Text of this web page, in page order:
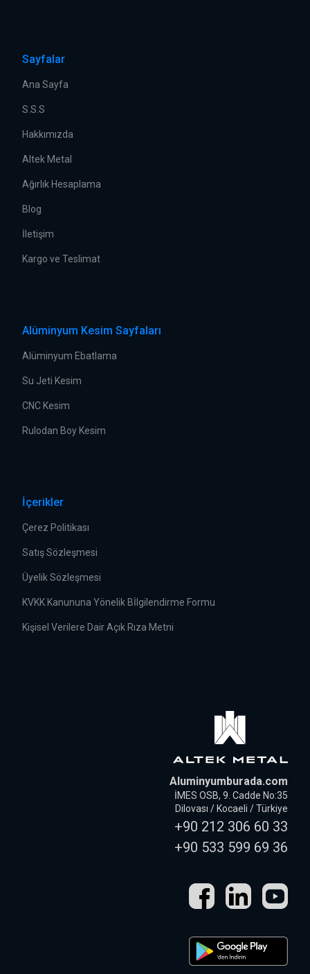
Sayfalar
Ana Sayfa
S.S.S
Hakkımızda
Altek Metal
Ağırlık Hesaplama
Blog
İletişim
Kargo ve Teslimat
Alüminyum Kesim Sayfaları
Alüminyum Ebatlama
Su Jeti Kesim
CNC Kesim
Rulodan Boy Kesim
İçerikler
Çerez Politikası
Satış Sözleşmesi
Üyelik Sözleşmesi
KVKK Kanununa Yönelik Bİlgilendirme Formu
Kişisel Verilere Dair Açık Rıza Metni
Aluminyumburada.com
İMES OSB, 9. Cadde No:35
Dilovası / Kocaeli / Türkiye
+90 212 306 60 33
+90 533 599 69 36